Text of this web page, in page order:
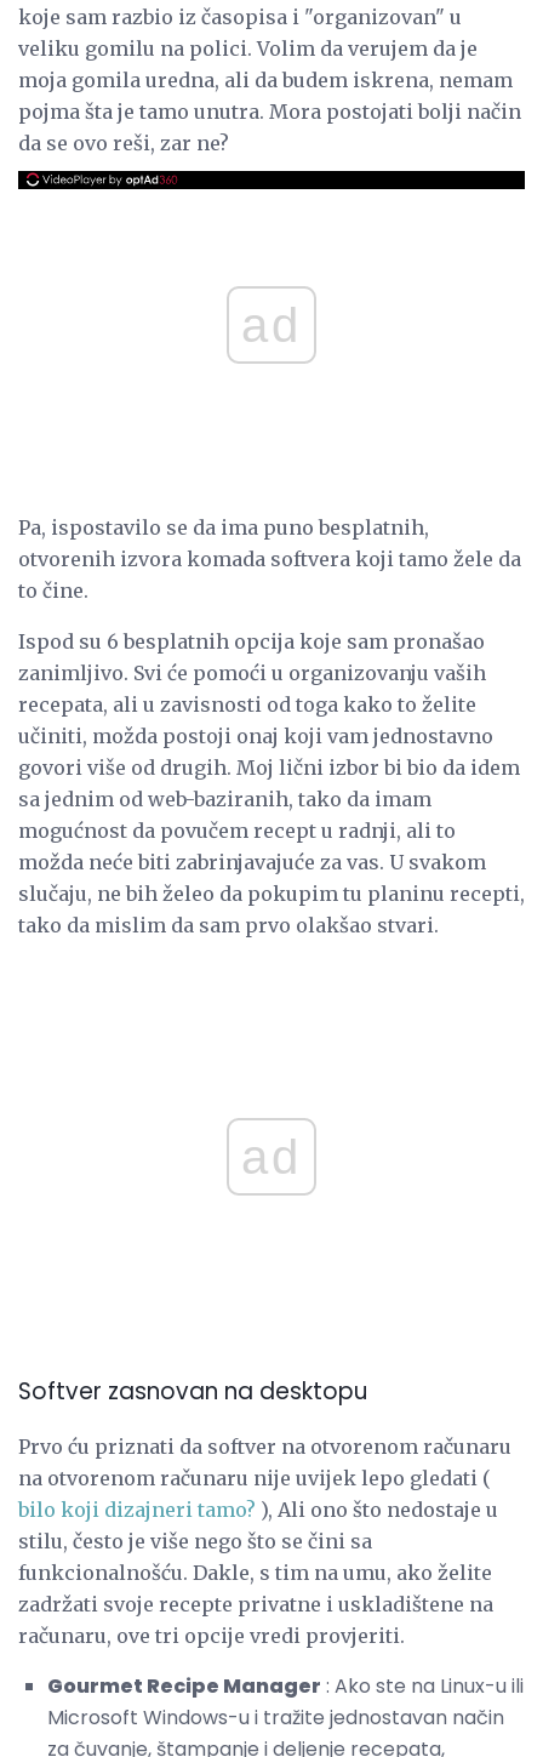
koje sam razbio iz časopisa i "organizovan" u
veliku gomilu na polici. Volim da verujem da je
moja gomila uredna, ali da budem iskrena, nemam
pojma šta je tamo unutra. Mora postojati bolji način
da se ovo reši, zar ne?
ad
Pa, ispostavilo se da ima puno besplatnih,
otvorenih izvora komada softvera koji tamo žele da
to čine.
Ispod su 6 besplatnih opcija koje sam pronašao
zanimljivo. Svi će pomoći u organizovanju vaših
recepata, ali u zavisnosti od toga kako to želite
učiniti, možda postoji onaj koji vam jednostavno
govori više od drugih. Moj lični izbor bi bio da idem
sa jednim od web-baziranih, tako da imam
mogućnost da povučem recept u radnji, ali to
možda neće biti zabrinjavajuće za vas. U svakom
slučaju, ne bih želeo da pokupim tu planinu recepti,
tako da mislim da sam prvo olakšao stvari.
ad
Softver zasnovan na desktopu
Prvo ću priznati da softver na otvorenom računaru
na otvorenom računaru nije uvijek lepo gledati (
bilo koji dizajneri tamo? ), Ali ono što nedostaje u
stilu, često je više nego što se čini sa
funkcionalnošću. Dakle, s tim na umu, ako želite
zadržati svoje recepte privatne i uskladištene na
računaru, ove tri opcije vredi provjeriti.
Gourmet Recipe Manager : Ako ste na Linux-u ili
Microsoft Windows-u i tražite jednostavan način
za čuvanje, štampanje i deljenje recepata,